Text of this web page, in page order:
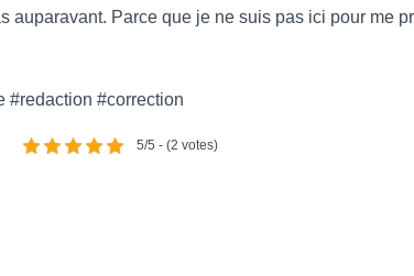
auparavant. Parce que je ne suis pas ici pour me
#redaction #correction
5/5 - (2 votes)